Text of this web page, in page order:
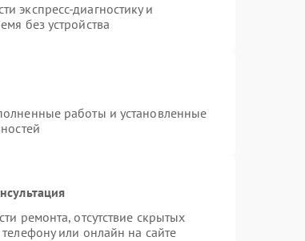
экспресс-диагностику и
без устройства
работы и установленные
ремонта, отсутствие скрытых
или онлайн на сайте